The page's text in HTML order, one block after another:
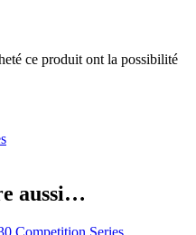
ce produit ont la possibilité
aussi…